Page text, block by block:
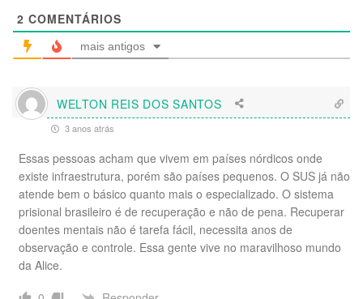
2 COMENTÁRIOS
mais antigos
WELTON REIS DOS SANTOS
3 anos atrás
Essas pessoas acham que vivem em países nórdicos onde
existe infraestrutura, porém são países pequenos. O SUS já não
atende bem o básico quanto mais o especializado. O sistema
prisional brasileiro é de recuperação e não de pena. Recuperar
doentes mentais não é tarefa fácil, necessita anos de
observação e controle. Essa gente vive no maravilhoso mundo
da Alice.